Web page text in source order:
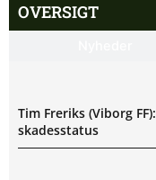
OVERSIGT
Tim Freriks (Viborg FF):
skadesstatus